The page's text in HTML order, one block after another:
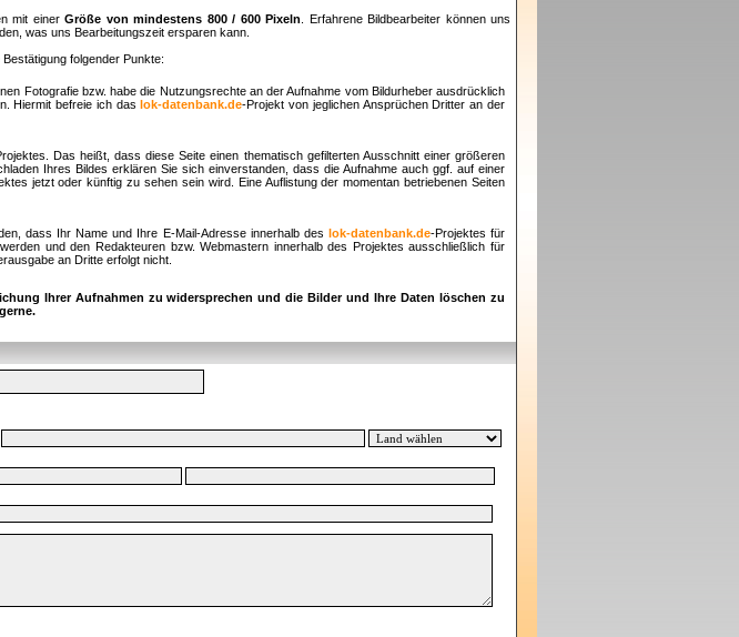
mit einerGröße von mindestens 800 / 600 Pixeln . Erfahrene Bildbearbeiter können uns
was uns Bearbeitungszeit ersparen kann.
folgender Punkte:
Fotografie bzw. habe die Nutzungsrechte an der Aufnahme vom Bildurheber ausdrücklich
Hiermit befreie ich daslok-datenbank.de-Projekt von jeglichen Ansprüchen Dritter an der
Das heißt, dass diese Seite einen thematisch gefilterten Ausschnitt einer größeren
Ihres Bildes erklären Sie sich einverstanden, dass die Aufnahme auch ggf. auf einer
jetzt oder künftig zu sehen sein wird. Eine Auflistung der momentan betriebenen Seiten
dass Ihr Name und Ihre E-Mail-Adresse innerhalb des lok-datenbank.de-Projektes für
und den Redakteuren bzw. Webmastern innerhalb des Projektes ausschließlich für
an Dritte erfolgt nicht.
Ihrer Aufnahmen zu widersprechen und die Bilder und Ihre Daten löschen zu